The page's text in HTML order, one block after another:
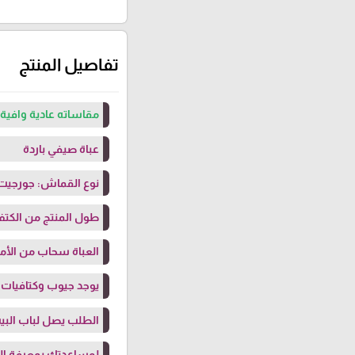
تفاصيل المنتج
مقاساته عادية
عباة صيفي باردة
نوع القماش:
طول المنتج من الكتف: 145 سم (بلبس حتى
العباة سحاب من
يوجد جيوب وكتافيات
الطلب يصل لباب